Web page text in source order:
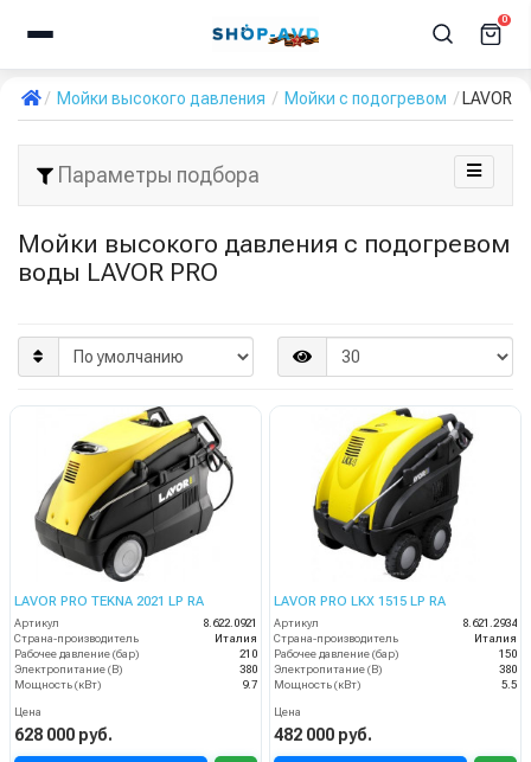
0
Мойки высокого давления Мойки с подогревом LAVOR
Параметры подбора
Мойки высокого давления с подогревом
воды LAVOR PRO
LAVOR PRO TEKNA 2021 LP RA
Артикул
8.622.0921
Страна-производитель
Италия
Рабочее давление (бар)
210
Электропитание (В)
380
Мощность (кВт)
9.7
Цена
628 000 руб.
LAVOR PRO LKX 1515 LP RA
Артикул
8.621.2934
Страна-производитель
Италия
Рабочее давление (бар)
150
Электропитание (В)
380
Мощность (кВт)
5.5
Цена
482 000 руб.